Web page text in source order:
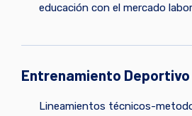
educación con el mercado
Entrenamiento Deportivo
Lineamientos técnicos-